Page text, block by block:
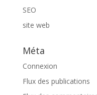
SEO
site web
Méta
Connexion
Flux des publications